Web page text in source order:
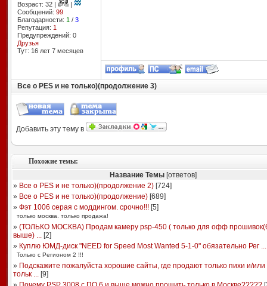
Возраст: 32 |
|
Сообщений: 99
Благодарности: 1 / 3
Репутация: 1
Предупреждений: 0
Друзья
Тут: 16 лет 7 месяцев
Все о PES и не только)(продолжение 3)
Добавить эту тему в
Похожие темы:
Название Темы[ответов]
» Все о PES и не только)(продолжение 2)[724]
» Все о PES и не только)(продолжение)[689]
» Фэт 1006 серая с моддингом. срочно!!![5]
только москва. только продажа!
» (ТОЛЬКО МОСКВА) Продам камеру psp-450 ( только для офф
выше) ...[2]
» Куплю ЮМД-диск "NEED for Speed Most Wanted 5-1-0" обязательно Рег ...
Только с Регионом 2 !!!
» Подскажите пожалуйста хорошие сайты, где продают только пихи и/или
тольк ...[9]